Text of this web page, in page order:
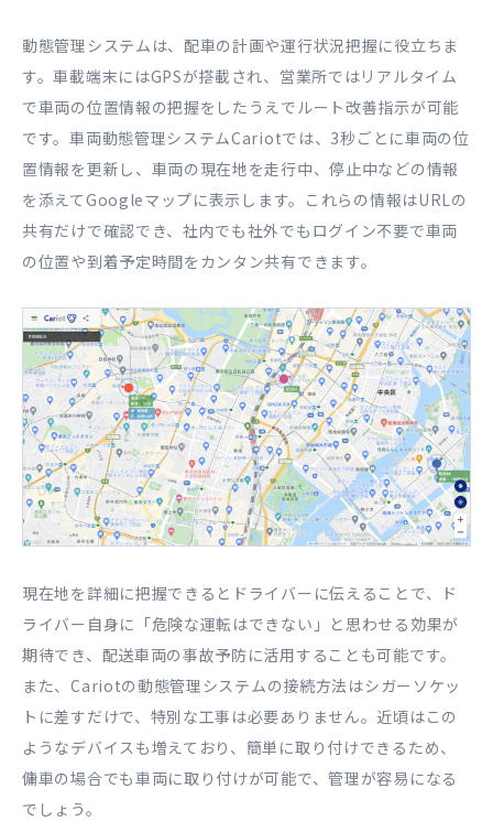
動態管理システムは、配車の計画や運行状況把握に役立ちま
す。車載端末にはGPSが搭載され、営業所ではリアルタイム
で車両の位置情報の把握をしたうえでルート改善指示が可能
です。車両動態管理システムCariotでは、3秒ごとに車両の位
置情報を更新し、車両の現在地を走行中、停止中などの情報
を添えてGoogleマップに表示します。これらの情報はURLの
共有だけで確認でき、社内でも社外でもログイン不要で車両
の位置や到着予定時間をカンタン共有できます。
現在地を詳細に把握できるとドライバーに伝えることで、ド
ライバー自身に「危険な運転はできない」と思わせる効果が
期待でき、配送車両の事故予防に活用することも可能です。
また、Cariotの動態管理システムの接続方法はシガーソケッ
トに差すだけで、特別な工事は必要ありません。近頃はこの
ようなデバイスも増えており、簡単に取り付けできるため、
傭車の場合でも車両に取り付けが可能で、管理が容易になる
でしょう。